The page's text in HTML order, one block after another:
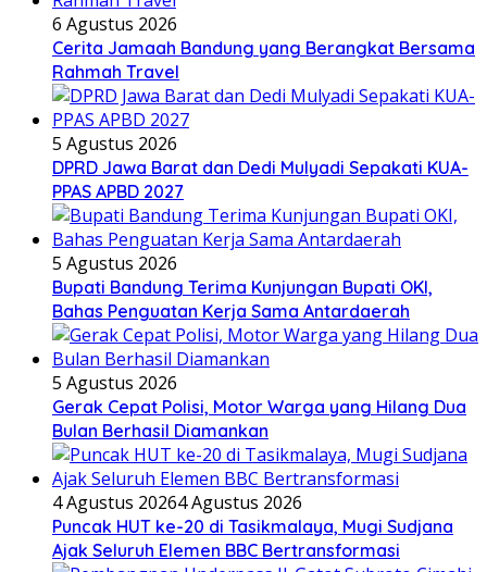
6 Agustus 2026
Cerita Jamaah Bandung yang Berangkat Bersama
Rahmah Travel
5 Agustus 2026
DPRD Jawa Barat dan Dedi Mulyadi Sepakati KUA-
PPAS APBD 2027
5 Agustus 2026
Bupati Bandung Terima Kunjungan Bupati OKI,
Bahas Penguatan Kerja Sama Antardaerah
5 Agustus 2026
Gerak Cepat Polisi, Motor Warga yang Hilang Dua
Bulan Berhasil Diamankan
4 Agustus 20264 Agustus 2026
Puncak HUT ke-20 di Tasikmalaya, Mugi Sudjana
Ajak Seluruh Elemen BBC Bertransformasi